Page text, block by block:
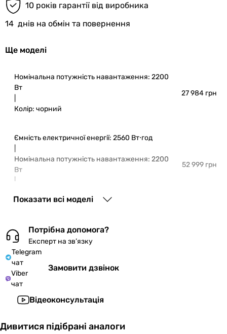
10 років гарантії від виробника
14 днів на обмін та повернення
Ще моделі
Номінальна потужність навантаження: 2200
Вт
Колір: чорний
27 984 грн
Ємність електричної енергії: 2560 Вт⋅год
|
Номінальна потужність навантаження: 2200
Вт
|
52 999 грн
|
Номінальна потужність навантаження: 2200 Вт
|
Колір:
чорний
Вт
Показати всі моделі
Потрібна допомога?
Експерт на зв’язку
Telegram
чат
Viber
чат
Замовити дзвінок
Відеоконсультація
Дивитися підібрані аналоги